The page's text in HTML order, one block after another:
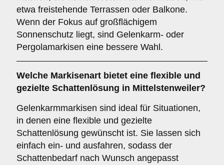
etwa freistehende Terrassen oder Balkone.
Wenn der Fokus auf großflächigem
Sonnenschutz liegt, sind Gelenkarm- oder
Pergolamarkisen eine bessere Wahl.
Welche Markisenart bietet eine flexible und
gezielte Schattenlösung in Mittelstenweiler?
Gelenkarmmarkisen sind ideal für Situationen,
in denen eine flexible und gezielte
Schattenlösung gewünscht ist. Sie lassen sich
einfach ein- und ausfahren, sodass der
Schattenbedarf nach Wunsch angepasst